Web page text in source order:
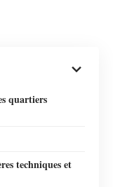
quartiers
techniques et